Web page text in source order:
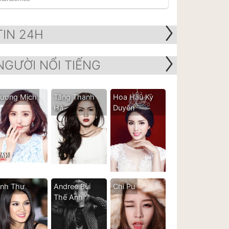
24H
NỔI TIẾNG
Mịch
Tăng Thanh
Hà
Hoa Hậu Kỳ
Duyên
Thư
Andree Bùi
Thế Anh
Chi Pu